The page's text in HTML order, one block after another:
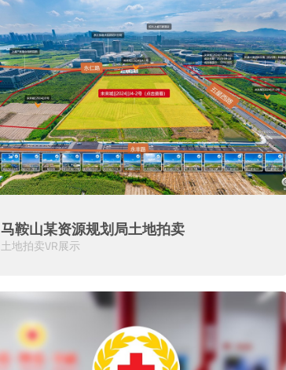
马鞍山某资源规划局土地拍卖
土地拍卖VR展示